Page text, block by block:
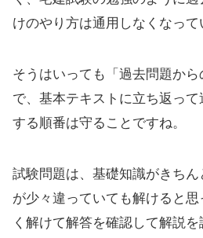
けのやり方は通用しなくなって
そうはいっても「過去問題か
で、基本テキストに立ち返っ
する順番は守ることですね。
試験問題は、基礎知識がきち
が少々違っていても解けると
く解けて解答を確認して解説